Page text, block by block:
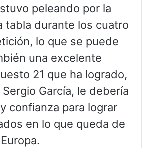
peleando por la
tabla durante los cuatro
lo que se puede
una excelente
21 que ha logrado,
García, le debería
confianza para lograr
en lo que queda de